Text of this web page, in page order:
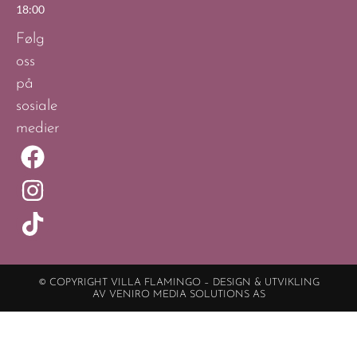
18:00
Følg
oss
på
sosiale
medier
© COPYRIGHT VILLA FLAMINGO – DESIGN & UTVIKLING
AV VENIRO MEDIA SOLUTIONS AS